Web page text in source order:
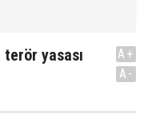
yasası
A+
A-